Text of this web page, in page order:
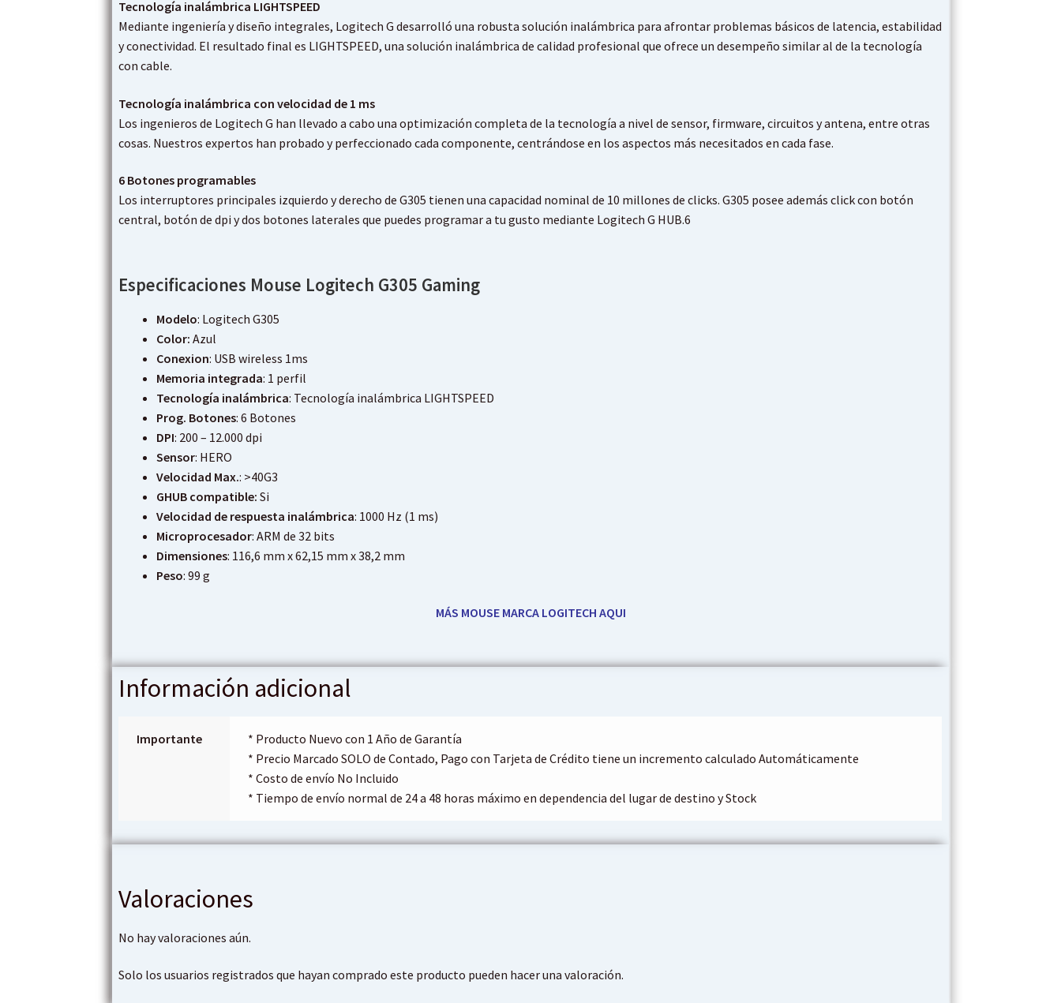
Tecnología inalámbrica LIGHTSPEED
Mediante ingeniería y diseño integrales, Logitech G desarrolló una robusta solución inalámbrica para afrontar problemas básicos de latencia, estabilidad
y conectividad. El resultado final es LIGHTSPEED, una solución inalámbrica de calidad profesional que ofrece un desempeño similar al de la tecnología
con cable.
Tecnología inalámbrica con velocidad de 1 ms
Los ingenieros de Logitech G han llevado a cabo una optimización completa de la tecnología a nivel de sensor, firmware, circuitos y antena, entre otras
cosas. Nuestros expertos han probado y perfeccionado cada componente, centrándose en los aspectos más necesitados en cada fase.
6 Botones programables
Los interruptores principales izquierdo y derecho de G305 tienen una capacidad nominal de 10 millones de clicks. G305 posee además click con botón
central, botón de dpi y dos botones laterales que puedes programar a tu gusto mediante Logitech G HUB.6
Especificaciones Mouse Logitech G305 Gaming
Modelo: Logitech G305
Color: Azul
Conexion: USB wireless 1ms
Memoria integrada: 1 perfil
Tecnología inalámbrica: Tecnología inalámbrica LIGHTSPEED
Prog. Botones: 6 Botones
DPI: 200 – 12.000 dpi
Sensor: HERO
Velocidad Max.: >40G3
GHUB compatible: Si
Velocidad de respuesta inalámbrica: 1000 Hz (1 ms)
Microprocesador: ARM de 32 bits
Dimensiones: 116,6 mm x 62,15 mm x 38,2 mm
Peso: 99 g
MÁS MOUSE MARCA LOGITECH AQUI
E
x
i
m
e
n
Información adicional
Importante
* Producto Nuevo con 1 Año de Garantía
* Precio Marcado SOLO de Contado, Pago con Tarjeta de Crédito tiene un incremento calculado Automáticamente
* Costo de envío No Incluido
* Tiempo de envío normal de 24 a 48 horas máximo en dependencia del lugar de destino y Stock
Valoraciones
No hay valoraciones aún.
Solo los usuarios registrados que hayan comprado este producto pueden hacer una valoración.